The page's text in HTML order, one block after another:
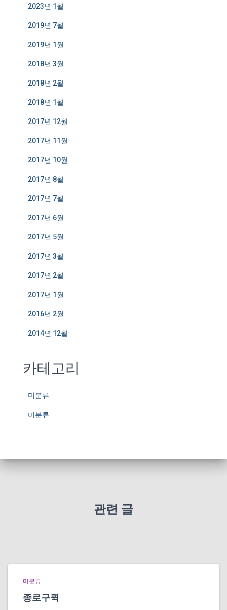
2023년 1월
2019년 7월
2019년 1월
2018년 3월
2018년 2월
2018년 1월
2017년 12월
2017년 11월
2017년 10월
2017년 8월
2017년 7월
2017년 6월
2017년 5월
2017년 3월
2017년 2월
2017년 1월
2016년 2월
2014년 12월
카테고리
미분류
미분류
관련 글
미분류
종로구퀵